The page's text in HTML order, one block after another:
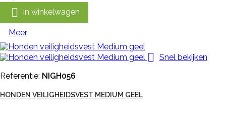
 In winkelwagen
Meer

Snel bekijken
Referentie: NIGH056
HONDEN VEILIGHEIDSVEST MEDIUM GEEL